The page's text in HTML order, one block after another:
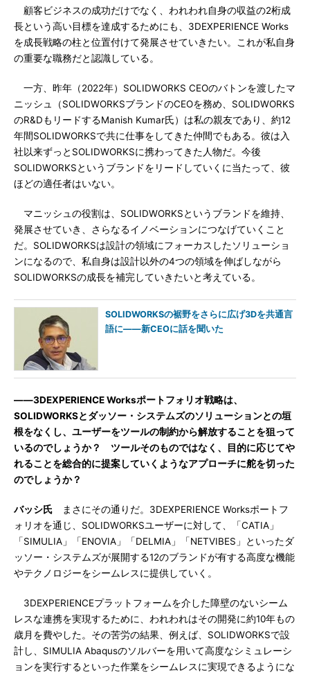
顧客ビジネスの成功だけでなく、われわれ自身の収益の2桁成
長という高い目標を達成するためにも、3DEXPERIENCE Works
を成長戦略の柱と位置付けて発展させていきたい。これが私自身
の重要な職務だと認識している。
一方、昨年（2022年）SOLIDWORKS CEOのバトンを渡したマ
ニッシュ（SOLIDWORKSブランドのCEOを務め、SOLIDWORKS
のR&DもリードするManish Kumar氏）は私の親友であり、約12
年間SOLIDWORKSで共に仕事をしてきた仲間でもある。彼は入
社以来ずっとSOLIDWORKSに携わってきた人物だ。今後
SOLIDWORKSというブランドをリードしていくに当たって、彼
ほどの適任者はいない。
マニッシュの役割は、SOLIDWORKSというブランドを維持、
発展させていき、さらなるイノベーションにつなげていくこと
だ。SOLIDWORKSは設計の領域にフォーカスしたソリューショ
ンになるので、私自身は設計以外の4つの領域を伸ばしながら
SOLIDWORKSの成長を補完していきたいと考えている。
SOLIDWORKSの裾野をさらに広げ3Dを共通言
語に――新CEOに話を聞いた
――3DEXPERIENCE Worksポートフォリオ戦略は、
SOLIDWORKSとダッソー・システムズのソリューションとの垣
根をなくし、ユーザーをツールの制約から解放することを狙って
いるのでしょうか？ ツールそのものではなく、目的に応じてや
れることを総合的に提案していくようなアプローチに舵を切った
のでしょうか？
バッシ氏 まさにその通りだ。3DEXPERIENCE Worksポートフ
ォリオを通じ、SOLIDWORKSユーザーに対して、「CATIA」
「SIMULIA」「ENOVIA」「DELMIA」「NETVIBES」といったダ
ッソー・システムズが展開する12のブランドが有する高度な機能
やテクノロジーをシームレスに提供していく。
3DEXPERIENCEプラットフォームを介した障壁のないシーム
レスな連携を実現するために、われわれはその開発に約10年もの
歳月を費やした。その苦労の結果、例えば、SOLIDWORKSで設
計し、SIMULIA Abaqusのソルバーを用いて高度なシミュレーシ
ョンを実行するといった作業をシームレスに実現できるようにな